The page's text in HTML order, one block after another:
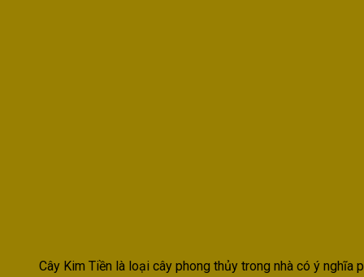
Cây Kim Tiền là loại cây phong thủy trong nhà có ý nghĩa